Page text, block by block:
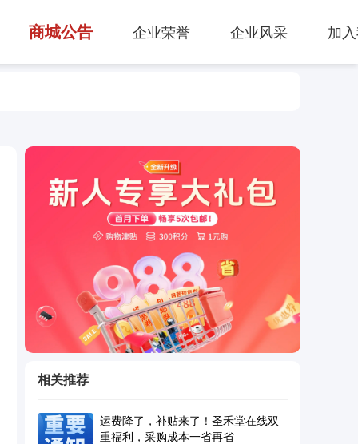
商城公告 企业荣誉 企业风采 加
相关推荐
运费降了，补贴来了！圣禾堂在线双
重福利，采购成本一省再省